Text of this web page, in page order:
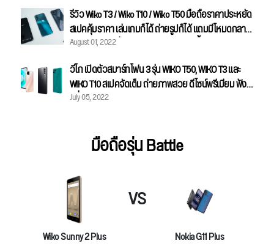
รีวิว Wiko T3 / Wiko T10 / Wiko T50 มือถือราคาประหยัด
สเปคคุ้มราคา เล่นเกมก็ได้ ถ่ายรูปก็ได้ แถมมีโหมดกลาง
คืนด้วย ราคาเริ่มต้นแค่ 3,599 บาทเท่านั้น
August 01, 2022
วีโก เปิดตัวสมาร์ทโฟน 3 รุ่น WIKO T50, WIKO T3 และ
WIKO T10 สเปคจัดเต็ม ถ่ายภาพสวย ดีไซน์พรีเมียม ฟัง
ก์ชั่นครบครัน
July 05, 2022
มือถือรุ่น Battle
Wiko Sunny 2 Plus
VS
Nokia G11 Plus